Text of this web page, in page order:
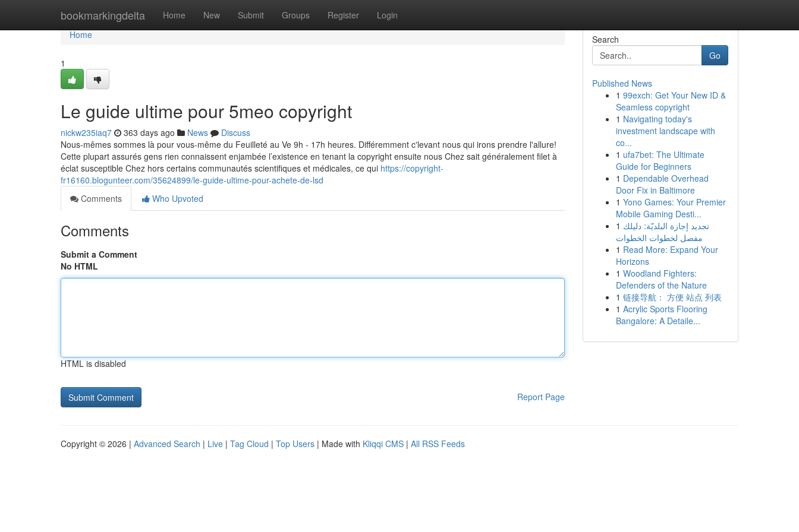
bookmarkingdelta Home New Submit Groups Register Login
Home
Home
1
Le guide ultime pour 5meo copyright
nickw235iaq7 363 days ago News
Discuss
Nous-mêmes sommes là pour vous-même du Feuilleté au Ve 9h - 17h heures. Différemment c'levant nous qui irons prendre l'allure!
Cette plupart assurés gens rien connaissent enjambée l’existence en tenant la copyright ensuite nous Chez sait généralement filet à
éclat susceptible Chez hors certains communautés scientifiques et médicales, ce qui https://copyright-
fr16160.blogunteer.com/35624899/le-guide-ultime-pour-achete-de-lsd
Comments
Who Upvoted
Comments
Submit a Comment
No HTML
HTML is disabled
Report Page
Search
Go
Published News
1 99exch: Get Your New ID &
Seamless copyright
1 Navigating today's
investment landscape with
co...
1 ufa7bet: The Ultimate
Guide for Beginners
1 Dependable Overhead
Door Fix in Baltimore
1 Yono Games: Your Premier
Mobile Gaming Desti...
1 تجديد إجازة البلديّة: دليلك
مفصل لخطوات الخطوات
1 Read More: Expand Your
Horizons
1 Woodland Fighters:
Defenders of the Nature
1 链接导航： 方便 站点 列表
1 Acrylic Sports Flooring
Bangalore: A Detaile...
Copyright © 2026 | Advanced Search | Live | Tag Cloud | Top Users | Made with Kliqqi CMS | All RSS Feeds